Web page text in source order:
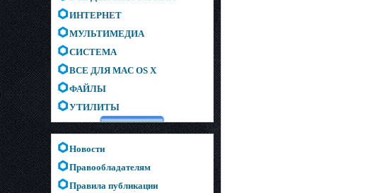
ИНТЕРНЕТ
МУЛЬТИМЕДИА
СИСТЕМА
ВСЕ ДЛЯ MAC OS X
ФАЙЛЫ
УТИЛИТЫ
Новости
Правообладателям
Правила публикации